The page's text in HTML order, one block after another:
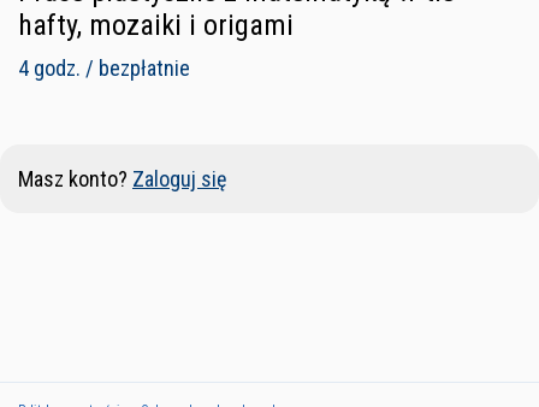
hafty, mozaiki i origami
4 godz. / bezpłatnie
Masz konto? Zaloguj się